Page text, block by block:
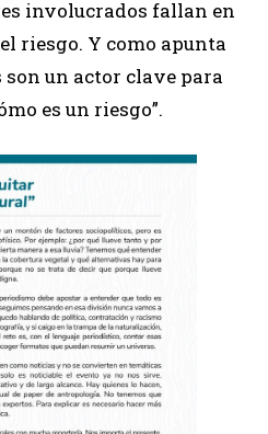
involucrados fallan en
riesgo. Y como apunta
son un actor clave para
es un riesgo”.